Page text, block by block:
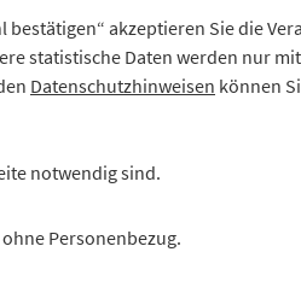
bestätigen“ akzeptieren Sie die
statistische Daten werden nur
Datenschutzhinweisen können
notwendig sind.
Personenbezug.